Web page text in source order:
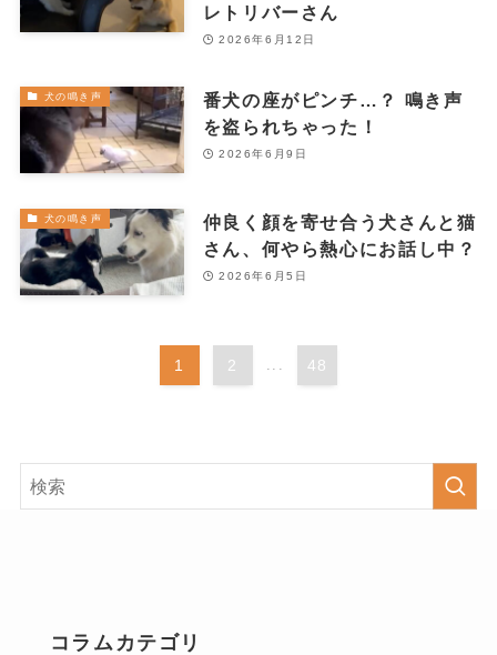
レトリバーさん
2026年6月12日
犬の鳴き声
番犬の座がピンチ…？ 鳴き声
を盗られちゃった！
2026年6月9日
犬の鳴き声
仲良く顔を寄せ合う犬さんと猫
さん、何やら熱心にお話し中？
2026年6月5日
1 2 48
コラムカテゴリ